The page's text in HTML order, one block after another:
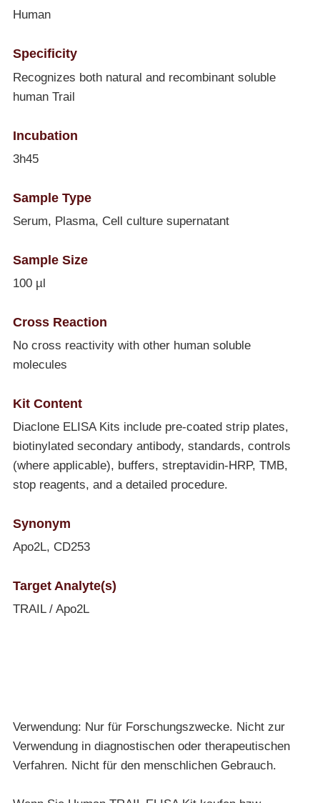
Human
Specificity
Recognizes both natural and recombinant soluble
human Trail
Incubation
3h45
Sample Type
Serum, Plasma, Cell culture supernatant
Sample Size
100 µl
Cross Reaction
No cross reactivity with other human soluble
molecules
Kit Content
Diaclone ELISA Kits include pre-coated strip plates,
biotinylated secondary antibody, standards, controls
(where applicable), buffers, streptavidin-HRP, TMB,
stop reagents, and a detailed procedure.
Synonym
Apo2L, CD253
Target Analyte(s)
TRAIL / Apo2L
Verwendung: Nur für Forschungszwecke. Nicht zur
Verwendung in diagnostischen oder therapeutischen
Verfahren. Nicht für den menschlichen Gebrauch.